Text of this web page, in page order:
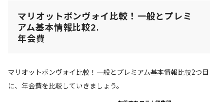
マリオットボンヴォイ比較！一般とプレミ
アム基本情報比較2.
年会費
マリオットボンヴォイ比較！一般とプレミアム基本情報比較2つ目
に、年会費を比較していきましょう。